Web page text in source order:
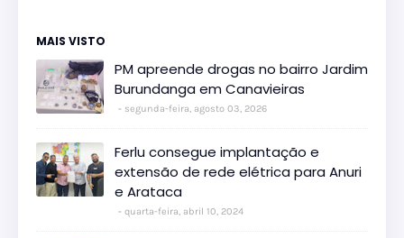
MAIS VISTO
PM apreende drogas no bairro Jardim
Burundanga em Canavieiras
segunda-feira, agosto 03, 2026
Ferlu consegue implantação e
extensão de rede elétrica para Anuri
e Arataca
quarta-feira, abril 10, 2024